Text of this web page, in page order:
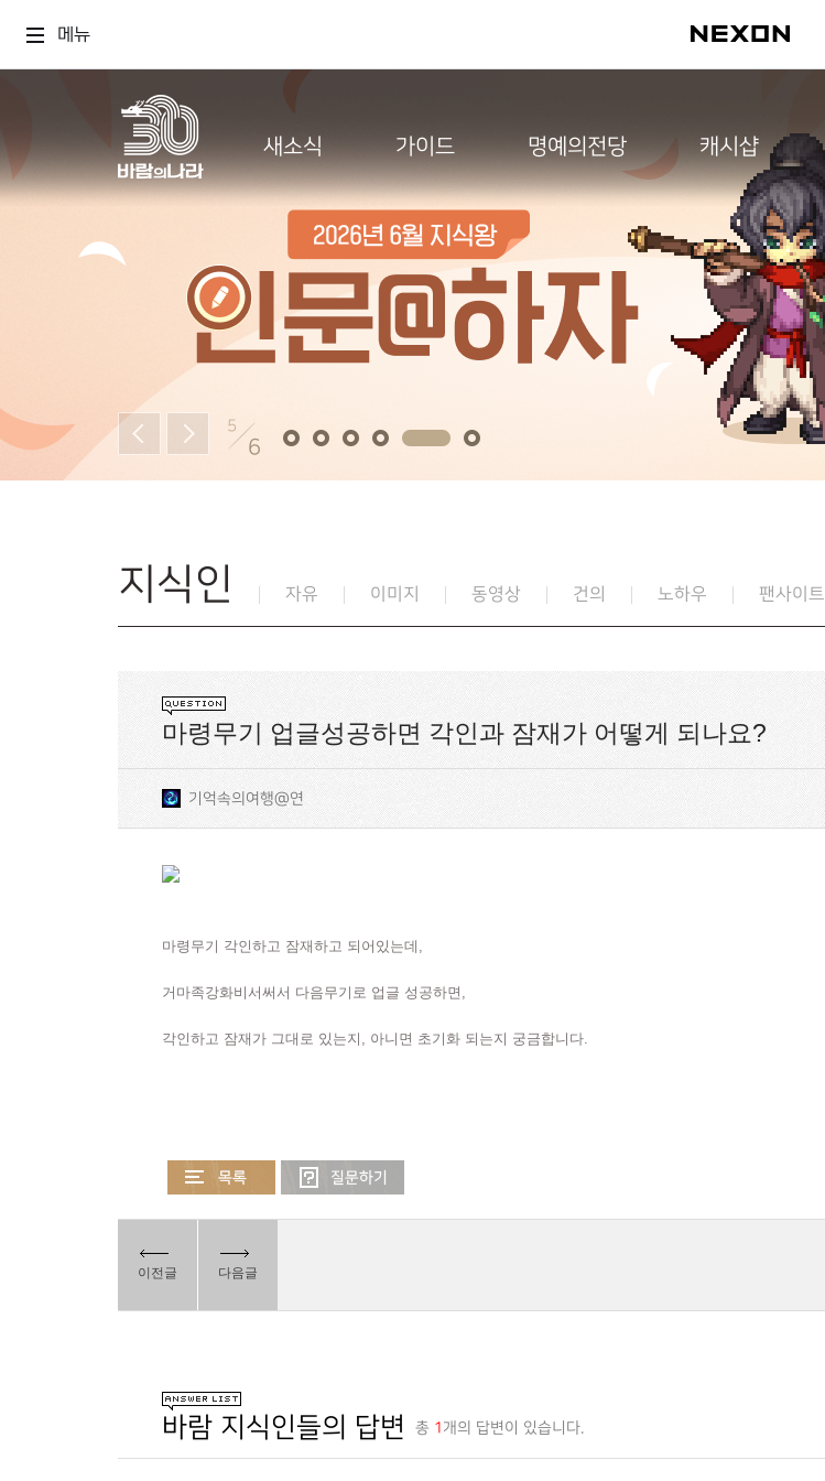
메뉴
새소식 가이드 명예의전당 캐시샵
6
6
지식인 자유 이미지 동영상 건의 노하우 팬사이트
마령무기 업글성공하면 각인과 잠재가 어떻게 되나요?
기억속의여행@연
마령무기 각인하고 잠재하고 되어있는데,
거마족강화비서써서 다음무기로 업글 성공하면,
각인하고 잠재가 그대로 있는지, 아니면 초기화 되는지 궁금합니다.
이전글 다음글
바람 지식인들의 답변 총 1 개의 답변이 있습니다.